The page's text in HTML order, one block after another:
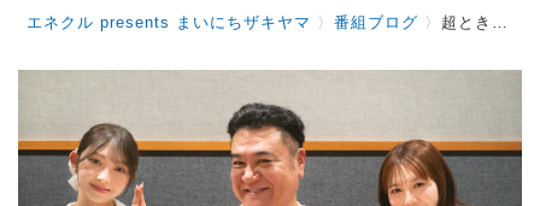
エネクル presents まいにちザキヤマ 〉番組ブログ 〉 超ときめき♡宣伝部 辻野かなみさん 吉川ひよりさんからゲットした情報